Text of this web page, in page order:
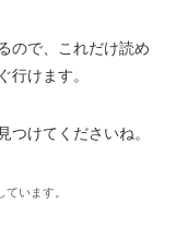
ので、これだけ読め
行けます。
つけてくださいね。
います。